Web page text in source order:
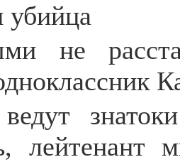
убийца
не
ведут